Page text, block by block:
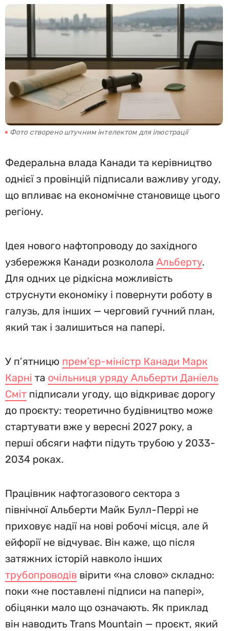
Фото створено штучним інтелектом для ілюстрації
Федеральна влада Канади та керівництво
однієї з провінцій підписали важливу угоду,
що впливає на економічне становище цього
регіону.
Ідея нового нафтопроводу до західного
узбережжя Канади розколола Альберту.
Для одних це рідкісна можливість
струснути економіку і повернути роботу в
галузь, для інших — черговий гучний план,
який так і залишиться на папері.
У п’ятницю прем’єр-міністр Канади Марк
Карні та очільниця уряду Альберти Даніель
Сміт підписали угоду, що відкриває дорогу
до проєкту: теоретично будівництво може
стартувати вже у вересні 2027 року, а
перші обсяги нафти підуть трубою у 2033-
2034 роках.
Працівник нафтогазового сектора з
північної Альберти Майк Булл-Перрі не
приховує надії на нові робочі місця, але й
ейфорії не відчуває. Він каже, що після
затяжних історій навколо інших
трубопроводів вірити «на слово» складно:
поки «не поставлені підписи на папері»,
обіцянки мало що означають. Як приклад
він наводить Trans Mountain — проєкт, який